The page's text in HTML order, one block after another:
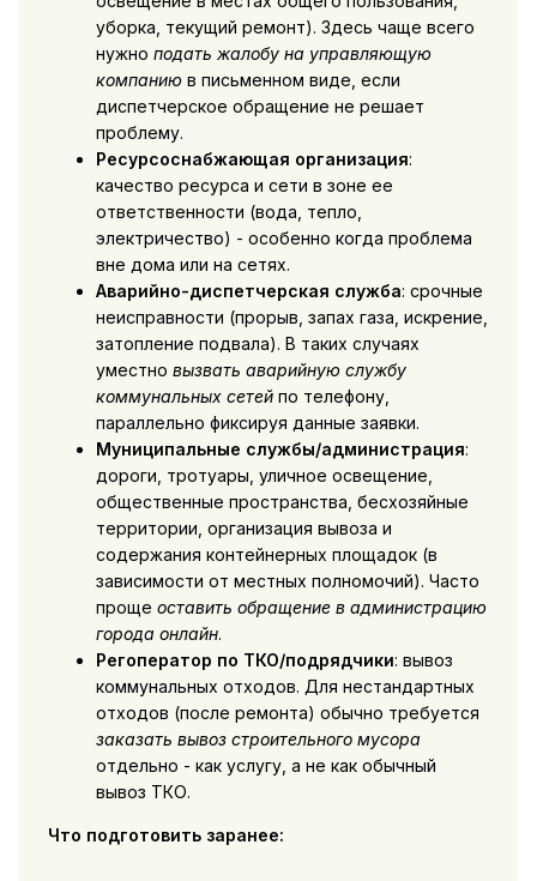
уборка, текущий ремонт). Здесь чаще всего
нужно подать жалобу на управляющую
компаниюв письменном виде, если
диспетчерское обращение не решает
проблему.
Ресурсоснабжающая организация:
качество ресурса и сети в зоне ее
ответственности (вода, тепло,
электричество) - особенно когда проблема
вне дома или на сетях.
Аварийно-диспетчерская служба: срочные
неисправности (прорыв, запах газа, искрение,
затопление подвала). В таких случаях
уместно вызвать аварийную службу
коммунальных сетейпо телефону,
параллельно фиксируя данные заявки.
Муниципальные службы/администрация:
дороги, тротуары, уличное освещение,
общественные пространства, бесхозяйные
территории, организация вывоза и
содержания контейнерных площадок (в
зависимости от местных полномочий). Часто
проще оставить обращение в администрацию
города онлайн.
Регоператор по ТКО/подрядчики: вывоз
коммунальных отходов. Для нестандартных
отходов (после ремонта) обычно требуется
заказать вывоз строительного мусора
отдельно - как услугу, а не как обычный
вывоз ТКО.
Что подготовить заранее: